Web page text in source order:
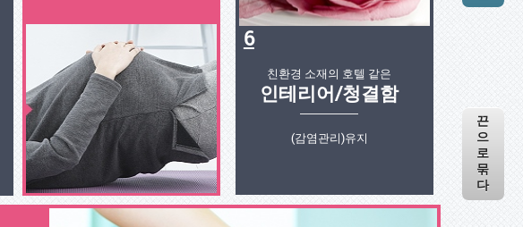
6
친환경 소재의 호텔 같은
인테리어/청결함
(감염관리)유지
끈
으
로
묶
다